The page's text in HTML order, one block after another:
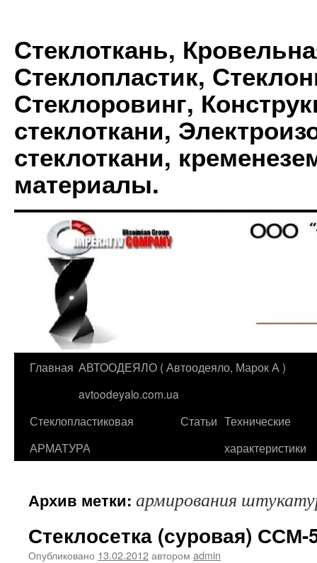
Стеклоткань,
Стеклопластик,
Стеклоровинг,
стеклоткани,
стеклоткани,
материалы.
Перейти
содержимому
Главная АВТООДЕЯЛО ( Автоодеяло, Марок А )
avtoodeyalo.com.ua
Стеклопластиковая
АРМАТУРА
Статьи Технические
характеристики
Архив метки: армирования
Стеклосетка (суровая) ССМ-
Опубликовано 13.02.2012автором admin